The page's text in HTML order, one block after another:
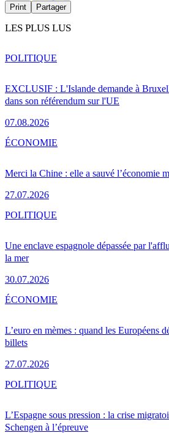
Print Partager
LES PLUS LUS
EXCLUSIF : L'Islande demande à
dans son référendum sur l'UE
07.08.2026
POLITIQUE
Merci la Chine : elle a sauvé l’économie
27.07.2026
ÉCONOMIE
Une enclave espagnole dépassée par
la mer
30.07.2026
POLITIQUE
L’euro en mèmes : quand les Européens
billets
27.07.2026
ÉCONOMIE
L’Espagne sous pression : la crise
Schengen à l’épreuve
POLITIQUE